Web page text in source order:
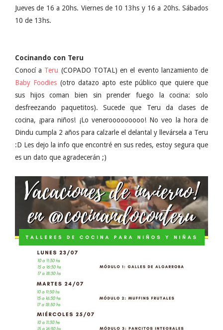
Jueves de 16 a 20hs. Viernes de 10 13hs y 16 a 20hs. Sábados
10 de 13hs.
Cocinando con Teru
Conocí a Teru (COPADO TOTAL) en el evento lanzamiento de
Baby Foodies (otro datazo apto este público que quiere que
sus hijos coman bien sin prender fuego la cocina: solo
desfreezando paquetitos). Sucede que Teru da clases de
cocina, ¡para niños! ¡Lo venerooooooooo! No veo la hora de
Dindu cumpla 2 años para calzarle el delantal y llevársela a Teru
:D Les dejo la info que encontré en sus redes, estoy segura que
es un dato que agradecerán ;)